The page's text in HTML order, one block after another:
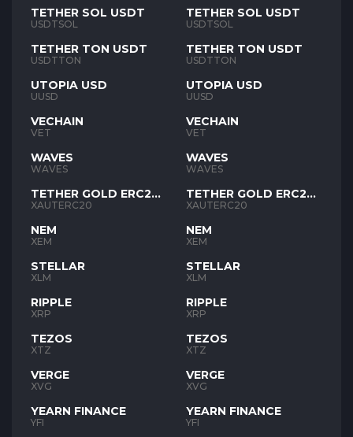
TETHER SOL USDT
USDTSOL
TETHER TON USDT
USDTTON
UTOPIA USD
UUSD
VECHAIN
VET
WAVES
WAVES
TETHER GOLD ERC20
XAUT
XAUTERC20
NEM
XEM
STELLAR
XLM
RIPPLE
XRP
TEZOS
XTZ
VERGE
XVG
YEARN FINANCE
YFI
TETHER SOL USDT
USDTSOL
TETHER TON USDT
USDTTON
UTOPIA USD
UUSD
VECHAIN
VET
WAVES
WAVES
TETHER GOLD ERC20
XAUT
XAUTERC20
NEM
XEM
STELLAR
XLM
RIPPLE
XRP
TEZOS
XTZ
VERGE
XVG
YEARN FINANCE
YFI